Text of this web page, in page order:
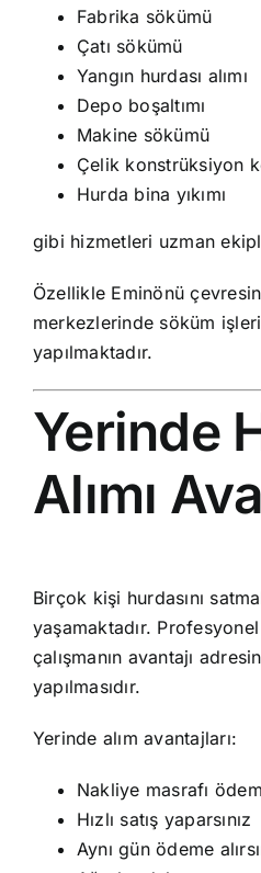
Fabrika sökümü
Çatı sökümü
Yangın hurdası alımı
Depo boşaltımı
Makine sökümü
Çelik konstrüksiyon
Hurda bina yıkımı
gibi hizmetleri uzman
Özellikle Eminönü
merkezlerinde söküm
yapılmaktadır.
Yerinde
Alımı
Birçok kişi hurdasını
yaşamaktadır.
çalışmanın avantajı
yapılmasıdır.
Yerinde alım avantajları:
Nakliye masrafı
Hızlı satış yaparsınız
Aynı gün ödeme